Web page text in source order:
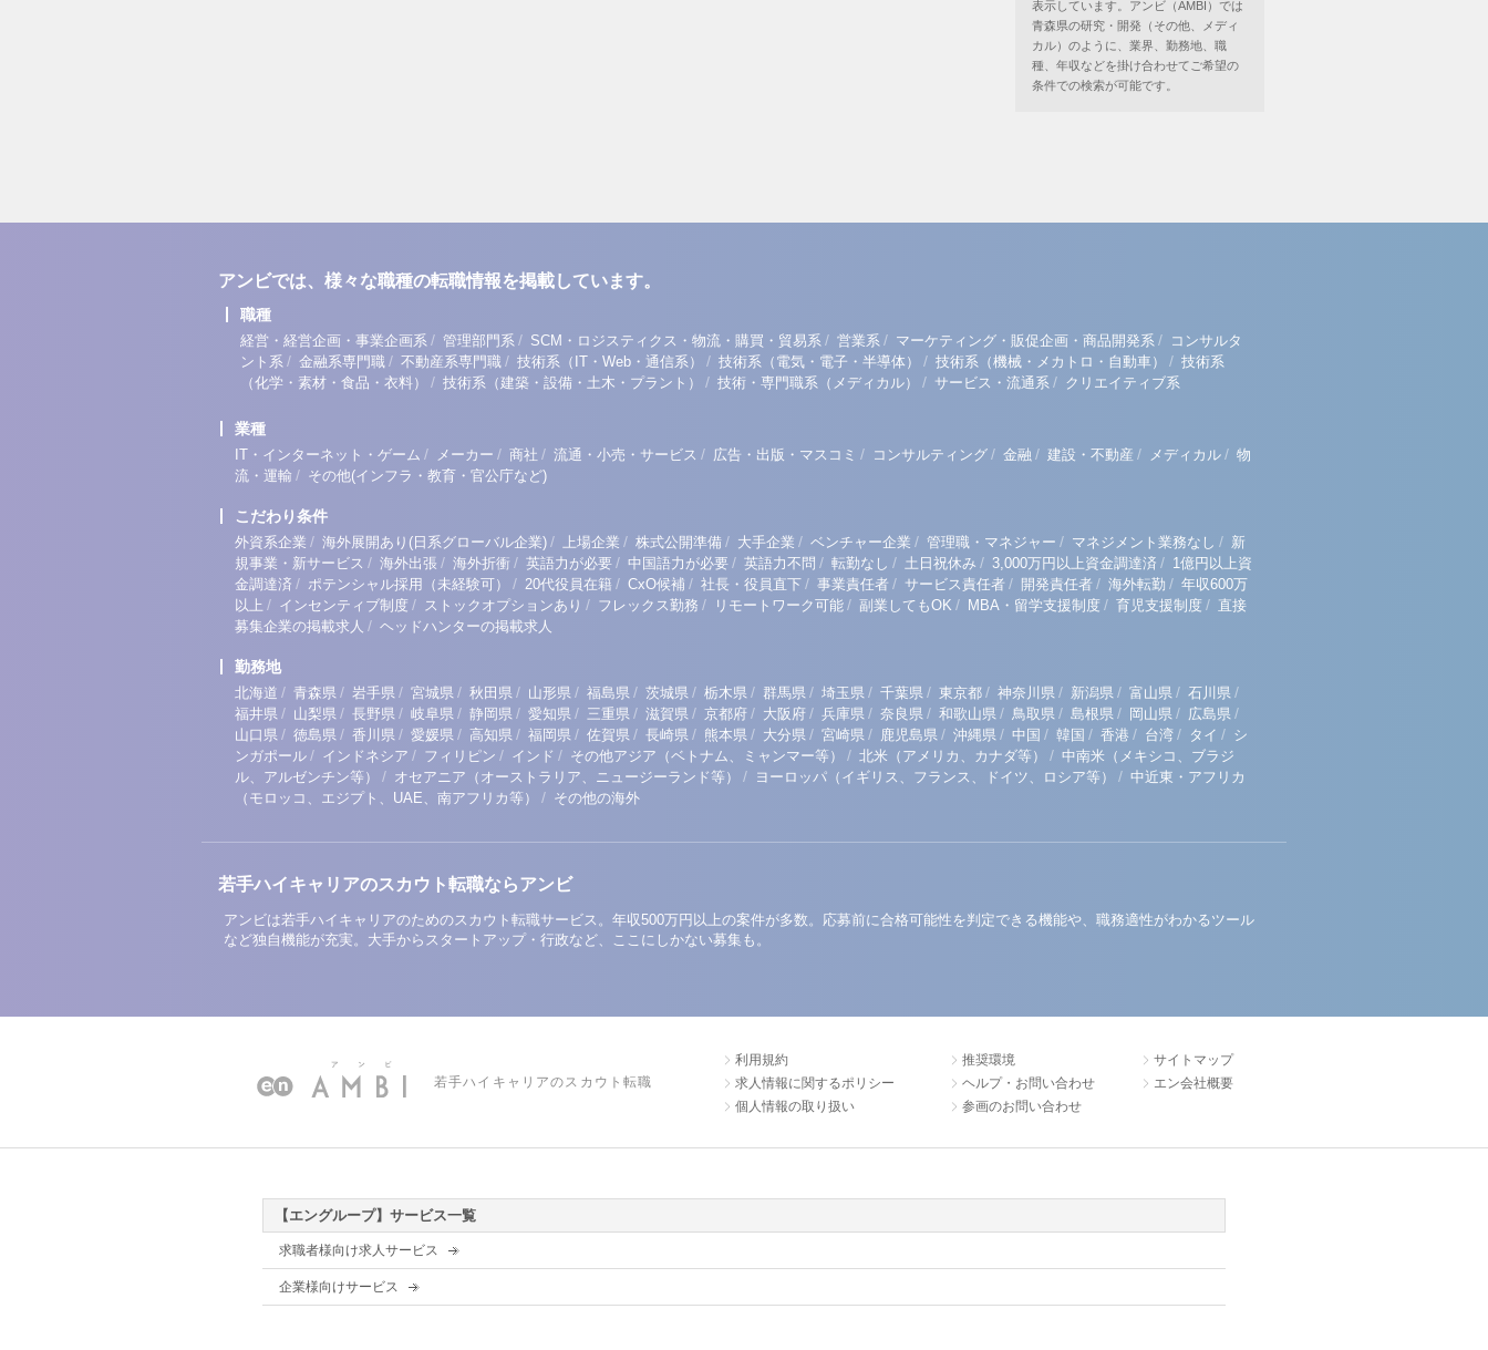
表示しています。アンビ（AMBI）では
青森県の研究・開発（その他、メディ
カル）のように、業界、勤務地、職
種、年収などを掛け合わせてご希望の
条件での検索が可能です。
アンビでは、様々な職種の転職情報を掲載しています。
職種
経営・経営企画・事業企画系 / 管理部門系 / SCM・ロジスティクス・物流・購買・貿易系 / 営業系 / マーケティング・販促企画・商品開発系 / コンサルタ
ント系 / 金融系専門職 / 不動産系専門職 / 技術系（IT・Web・通信系） / 技術系（電気・電子・半導体） / 技術系（機械・メカトロ・自動車） / 技術系
（化学・素材・食品・衣料）
/ 技術系（建築・設備・土木・プラント） / 技術・専門職系（メディカル） / サービス・流通系 / クリエイティブ系
業種
IT・インターネット・ゲーム / メーカー / 商社 / 流通・小売・サービス / 広告・出版・マスコミ / コンサルティング / 金融 / 建設・不動産 / メディカル / 物
流・運輸 / その他(インフラ・教育・官公庁など)
こだわり条件
外資系企業 / 海外展開あり(日系グローバル企業) / 上場企業 / 株式公開準備 / 大手企業 / ベンチャー企業 / 管理職・マネジャー / マネジメント業務なし / 新
規事業・新サービス / 海外出張 / 海外折衝 / 英語力が必要 / 中国語力が必要 / 英語力不問 / 転勤なし / 土日祝休み / 3,000万円以上資金調達済 / 1億円以上資
金調達済 / ポテンシャル採用（未経験可） / 20代役員在籍 / CxO候補 / 社長・役員直下 / 事業責任者 / サービス責任者 / 開発責任者 / 海外転勤 / 年収600万
以上 / インセンティブ制度 / ストックオプションあり / フレックス勤務 / リモートワーク可能 / 副業してもOK / MBA・留学支援制度 / 育児支援制度 / 直接
募集企業の掲載求人 / ヘッドハンターの掲載求人
勤務地
北海道 / 青森県 / 岩手県 / 宮城県 / 秋田県 / 山形県 / 福島県 / 茨城県 / 栃木県 / 群馬県 / 埼玉県 / 千葉県 / 東京都 / 神奈川県 / 新潟県 / 富山県 / 石川県 /
福井県 / 山梨県 / 長野県 / 岐阜県 / 静岡県 / 愛知県 / 三重県 / 滋賀県 / 京都府 / 大阪府 / 兵庫県 / 奈良県 / 和歌山県 / 鳥取県 / 島根県 / 岡山県 / 広島県 /
山口県 / 徳島県 / 香川県 / 愛媛県 / 高知県 / 福岡県 / 佐賀県 / 長崎県 / 熊本県 / 大分県 / 宮崎県 / 鹿児島県 / 沖縄県 / 中国 / 韓国 / 香港 / 台湾 / タイ / シ
ンガポール / インドネシア / フィリピン / インド / その他アジア（ベトナム、ミャンマー等） / 北米（アメリカ、カナダ等） / 中南米（メキシコ、ブラジ
ル、アルゼンチン等）
/ オセアニア（オーストラリア、ニュージーランド等） / ヨーロッパ（イギリス、フランス、ドイツ、ロシア等） / 中近東・アフリカ
（モロッコ、エジプト、UAE、南アフリカ等）
/ その他の海外
若手ハイキャリアのスカウト転職ならアンビ
アンビは若手ハイキャリアのためのスカウト転職サービス。年収500万円以上の案件が多数。応募前に合格可能性を判定できる機能や、職務適性がわかるツール
など独自機能が充実。大手からスタートアップ・行政など、ここにしかない募集も。
若手ハイキャリアのスカウト転職
利用規約
求人情報に関するポリシー
個人情報の取り扱い
推奨環境
ヘルプ・お問い合わせ
参画のお問い合わせ
サイトマップ
エン会社概要
【エングループ】サービス一覧
求職者様向け求人サービス
企業様向けサービス